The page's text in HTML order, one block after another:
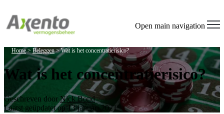
Open main navigation
Home> Beleggen>Wat is het concentratierisico?
Wat is het concentratierisico?
Geschreven door Nick Bond
Laatst geüpdatet op 13 januari 2021